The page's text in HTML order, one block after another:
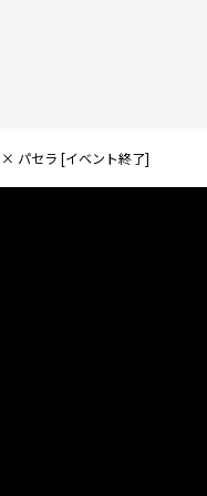
パセラ [イベント終了]